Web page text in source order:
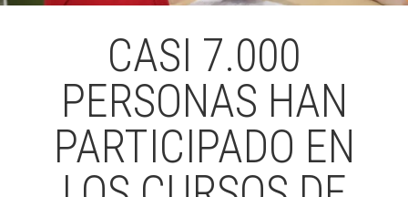
CASI 7.000
PERSONAS HAN
PARTICIPADO EN
ACCIÓ SOCIAL I JOVES
ESPLAIS